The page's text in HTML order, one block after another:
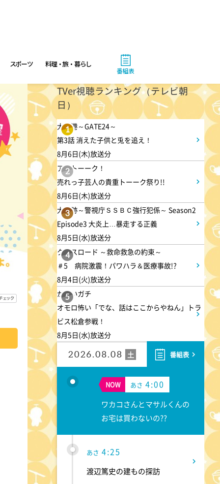
スポーツ 料理・旅・暮らし
番組表
TVer視聴ランキング（テレビ朝
日）
1
大空港～GATE24～
第3話 消えた子供と兎を追え！
8月6日(木)放送分
2
アメトーーク！
売れっ子芸人の貴重トーーク祭り!!
8月6日(木)放送分
3
大追跡～警視庁ＳＳＢＣ強行犯係～ Season2
Episode3 大炎上…暴走する正義
8月5日(水)放送分
4
クロスロード ～救命救急の約束～
＃5 病院激震！パワハラ＆医療事故!?
8月4日(火)放送分
5
かまいガチ
オモロ怖い「でな、話はここからやねん」トラ
ビス松倉参戦！
8月5日(水)放送分
2026.08.08 土 番組表
NOW あさ 4:00
ワカコさんとマサルくんの
お宅は買わないの??
あさ 4:25
渡辺篤史の建もの探訪